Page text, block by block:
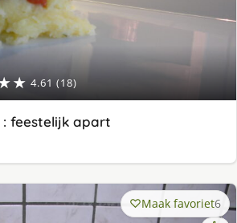
4.61 (18)
feestelijk apart
Maak favoriet6